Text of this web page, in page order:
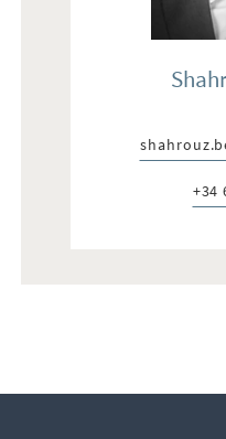
E-post:
+34